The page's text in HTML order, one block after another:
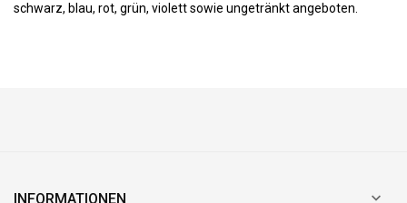
schwarz, blau, rot, grün, violett sowie ungetränkt angeboten.
INFORMATIONEN 